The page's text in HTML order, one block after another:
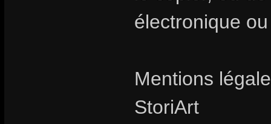
électronique
Mentions
StoriArt